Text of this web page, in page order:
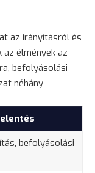
az irányításról és
az élmények az
befolyásolási
néhány
befolyásolási